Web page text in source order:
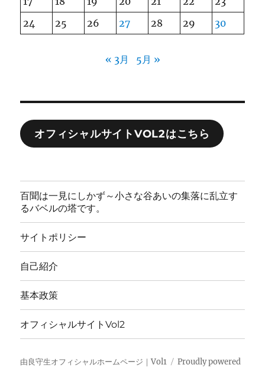
24
25 26 27 28 29 30
« 3月 5月 »
オフィシャルサイトVOL2はこちら
百聞は一見にしかず～小さな谷あいの集落に乱立す
るバベルの塔です。
サイトポリシー
自己紹介
基本政策
オフィシャルサイトVol2
由良守生オフィシャルホームページ｜Vol1 Proudly powered